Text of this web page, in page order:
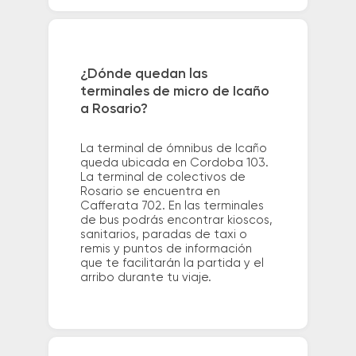
¿Dónde quedan las
terminales de micro de Icaño
a Rosario?
La terminal de ómnibus de Icaño
queda ubicada en Cordoba 103.
La terminal de colectivos de
Rosario se encuentra en
Cafferata 702. En las terminales
de bus podrás encontrar kioscos,
sanitarios, paradas de taxi o
remis y puntos de información
que te facilitarán la partida y el
arribo durante tu viaje.